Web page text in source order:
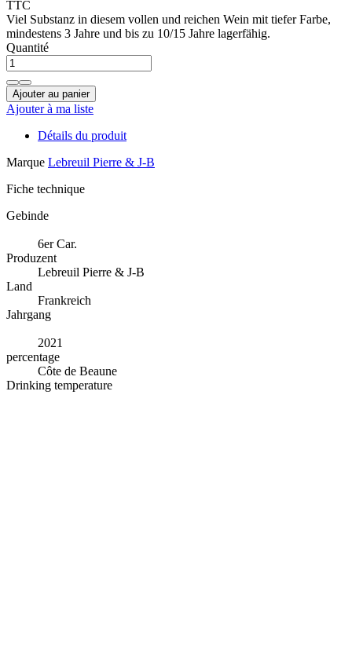
TTC
Viel Substanz in diesem vollen und reichen Wein mit tiefer Farbe,
mindestens 3 Jahre und bis zu 10/15 Jahre lagerfähig.
Quantité
Ajouter au panier
Ajouter à ma liste
Détails du produit
Marque Lebreuil Pierre & J-B
Fiche technique
Gebinde
6er Car.
Produzent
Lebreuil Pierre & J-B
Land
Frankreich
Jahrgang
2021
percentage
Côte de Beaune
Drinking temperature